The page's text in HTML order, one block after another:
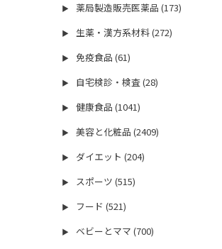
▶ 薬局製造販売医薬品 (173)
▶ 生薬・漢方系材料 (272)
▶ 免疫食品 (61)
▶ 自宅検診・検査 (28)
▶ 健康食品 (1041)
▶ 美容と化粧品 (2409)
▶ ダイエット (204)
▶ スポーツ (515)
▶ フード (521)
▶ ベビーとママ (700)